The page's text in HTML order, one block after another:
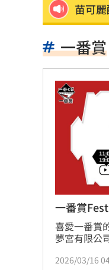
苗可
新莊
台中男
白海
狄志
農水署
冷氣連
河智
一番賞
一番賞
喜愛一番賞
夢宮有限公
「一番賞
2026/03/16